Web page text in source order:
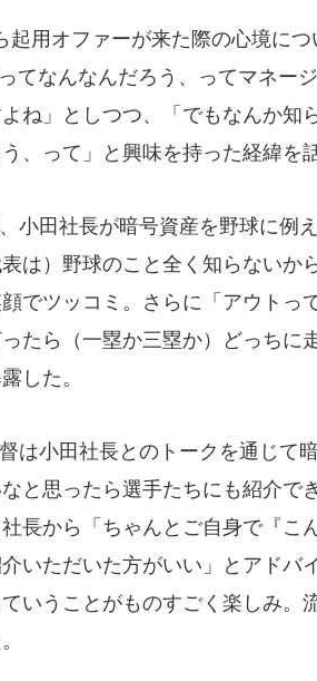
起用オファーが来た際の心境に
てなんなんだろう、ってマネー
ね」としつつ、「でもなんか知
、って」と興味を持った経緯を
小田社長が暗号資産を野球に例
表は）野球のこと全く知らない
でツッコミ。さらに「アウトっ
たら（一塁か三塁か）どっちに
した。
は小田社長とのトークを通じて
と思ったら選手たちにも紹介で
長から「ちゃんとご自身で『こ
いただいた方がいい」とアドバ
いうことがものすごく楽しみ。